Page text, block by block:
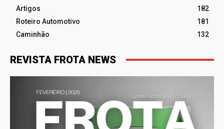
Artigos
182
Roteiro Automotivo
181
Caminhão
132
REVISTA FROTA NEWS